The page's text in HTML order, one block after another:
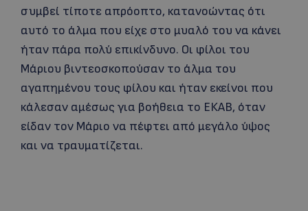
συμβεί τίποτε απρόοπτο, κατανοώντας ότι
αυτό το άλμα που είχε στο μυαλό του να κάνει
ήταν πάρα πολύ επικίνδυνο. Οι φίλοι του
Μάριου βιντεοσκοπούσαν το άλμα του
αγαπημένου τους φίλου και ήταν εκείνοι που
κάλεσαν αμέσως για βοήθεια το ΕΚΑΒ, όταν
είδαν τον Μάριο να πέφτει από μεγάλο ύψος
και να τραυματίζεται.